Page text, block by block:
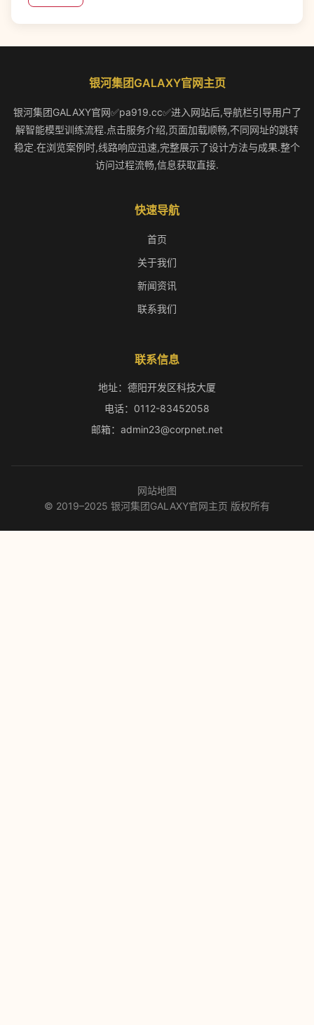
银河集团GALAXY官网主页
银河集团GALAXY官网✅pa919.cc✅进入网站后,导航栏引导用户了
解智能模型训练流程.点击服务介绍,页面加载顺畅,不同网址的跳转
稳定.在浏览案例时,线路响应迅速,完整展示了设计方法与成果.整个
访问过程流畅,信息获取直接.
快速导航
首页
关于我们
新闻资讯
联系我们
联系信息
地址：德阳开发区科技大厦
电话：0112-83452058
邮箱：admin23@corpnet.net
网站地图
© 2019–2025 银河集团GALAXY官网主页 版权所有